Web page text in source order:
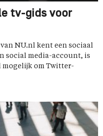
tv-gids voor
NU.nl kent een sociaal
social media-account, is
mogelijk om Twitter-